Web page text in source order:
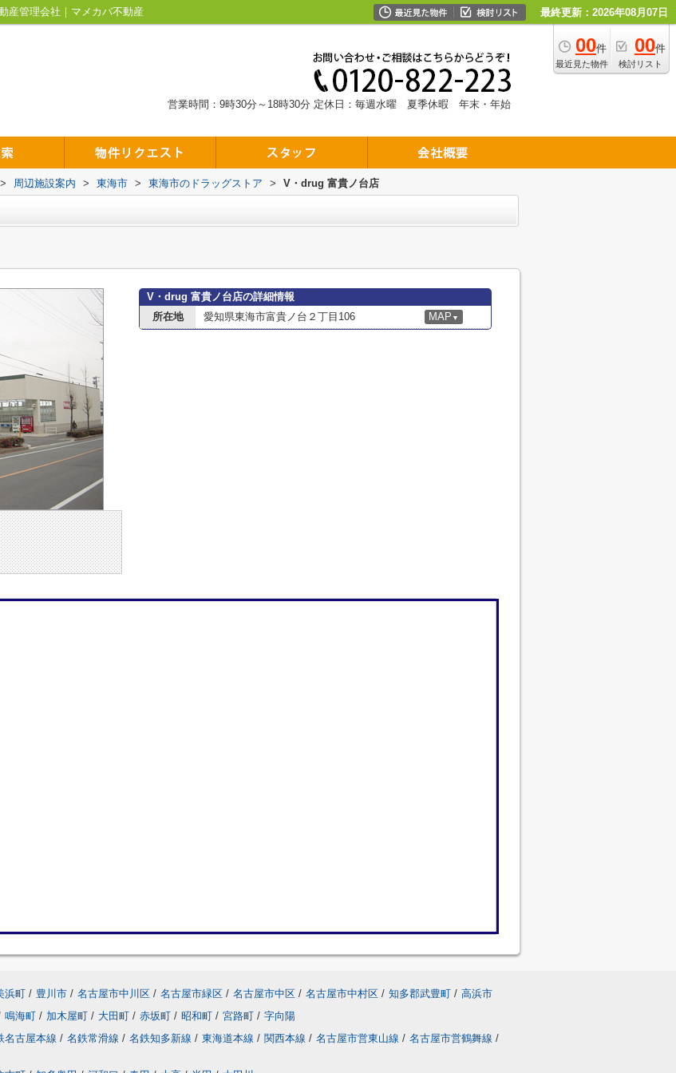
産管理会社｜マメカバ不動産 最終更新：2026年08月07日
00件
最近見た物件
00件
検討リスト
営業時間：9時30分～18時30分 定休日：毎週水曜 夏季休暇 年末・年始
> 周辺施設案内 > 東海市 > 東海市のドラッグストア > V・drug 富貴ノ台店
V・drug 富貴ノ台店の詳細情報
所在地
愛知県東海市富貴ノ台２丁目106 MAP ▼
浜町 / 豊川市 / 名古屋市中川区 / 名古屋市緑区 / 名古屋市中区 / 名古屋市中村区 / 知多郡武豊町 / 高浜市
鳴海町 / 加木屋町 / 大田町 / 赤坂町 / 昭和町 / 宮路町 / 字向陽
名古屋本線 / 名鉄常滑線 / 名鉄知多新線 / 東海道本線 / 関西本線 / 名古屋市営東山線 / 名古屋市営鶴舞線 /